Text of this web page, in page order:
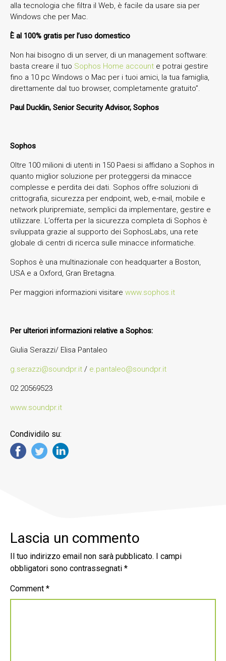
alla tecnologia che filtra il Web, è facile da usare sia per
Windows che per Mac.
È al 100% gratis per l’uso domestico
Non hai bisogno di un server, di un management software:
basta creare il tuo Sophos Home account e potrai gestire
fino a 10 pc Windows o Mac per i tuoi amici, la tua famiglia,
direttamente dal tuo browser, completamente gratuito”.
Paul Ducklin, Senior Security Advisor, Sophos
Sophos
Oltre 100 milioni di utenti in 150 Paesi si affidano a Sophos in
quanto miglior soluzione per proteggersi da minacce
complesse e perdita dei dati. Sophos offre soluzioni di
crittografia, sicurezza per endpoint, web, e-mail, mobile e
network pluripremiate, semplici da implementare, gestire e
utilizzare. L’offerta per la sicurezza completa di Sophos è
sviluppata grazie al supporto dei SophosLabs, una rete
globale di centri di ricerca sulle minacce informatiche.
Sophos è una multinazionale con headquarter a Boston,
USA e a Oxford, Gran Bretagna.
Per maggiori informazioni visitare www.sophos.it
Per ulteriori informazioni relative a Sophos:
Giulia Serazzi/ Elisa Pantaleo
g.serazzi@soundpr.it / e.pantaleo@soundpr.it
02 20569523
www.soundpr.it
Condividilo su:
Lascia un commento
Il tuo indirizzo email non sarà pubblicato.
I campi
obbligatori sono contrassegnati *
Comment *